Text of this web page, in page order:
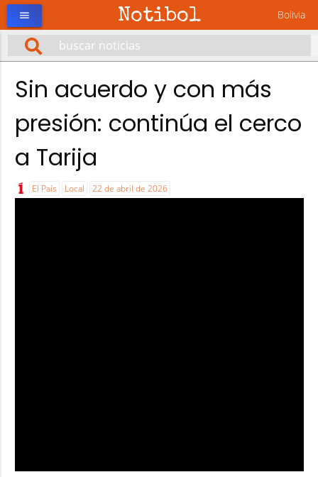
Notibol Bolivia
menu
Sin acuerdo y con más
presión: continúa el cerco
a Tarija
El País Local 22 de abril de 2026